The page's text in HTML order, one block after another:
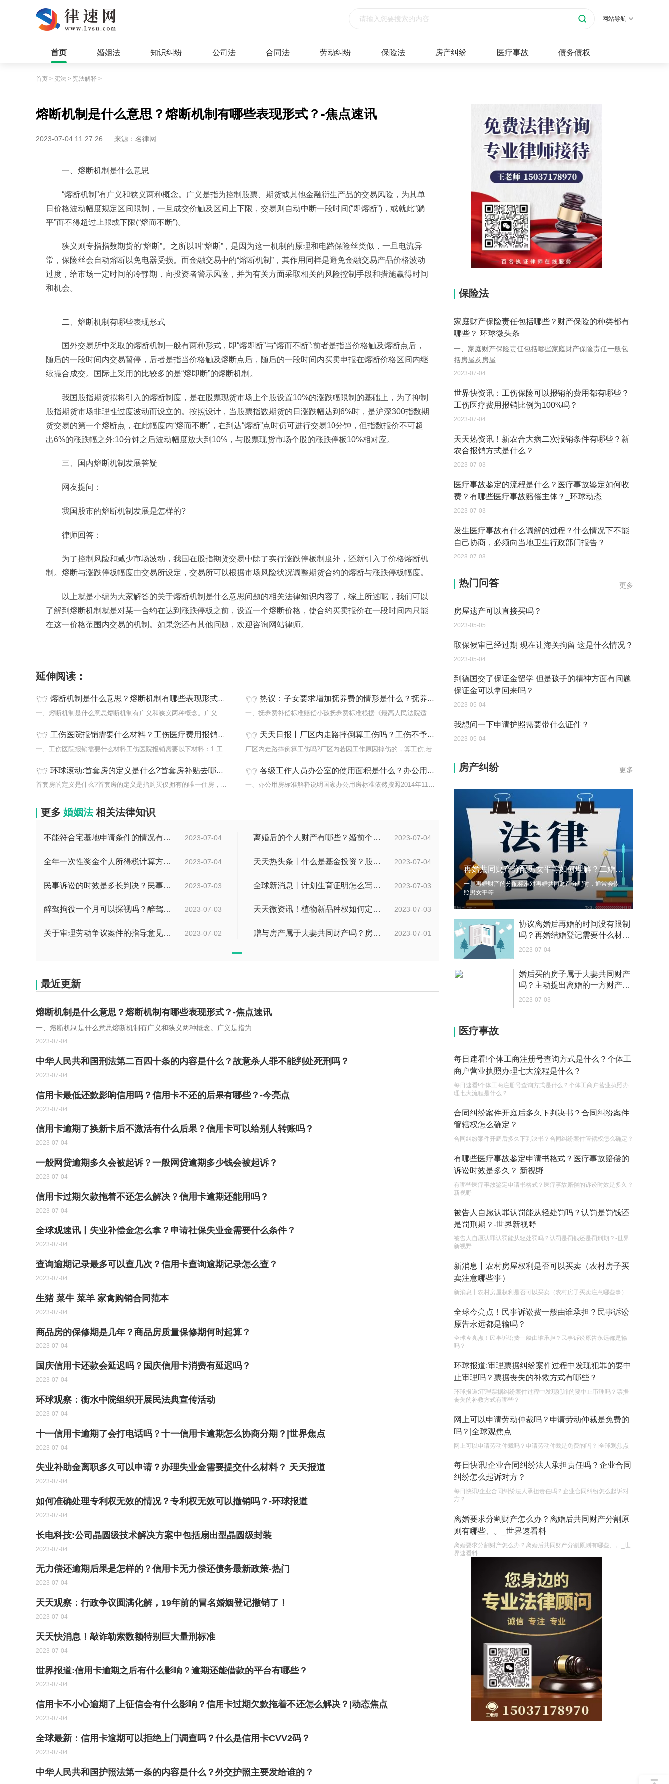
网站导航
首页 婚姻法 知识纠纷 公司法 合同法 劳动纠纷 保险法 房产纠纷 医疗事故 债务债权
首页 > 宪法 > 宪法解释 >
熔断机制是什么意思？熔断机制有哪些表现形式？-焦点速讯
2023-07-04 11:27:26 来源：名律网
一、熔断机制是什么意思
“熔断机制”有广义和狭义两种概念。广义是指为控制股票、期货或其他金融衍生产品的交易风险，为其单
日价格波动幅度规定区间限制，一旦成交价触及区间上下限，交易则自动中断一段时间(“即熔断”)，或就此“躺
平”而不得超过上限或下限(“熔而不断”)。
狭义则专指指数期货的“熔断”。之所以叫“熔断”，是因为这一机制的原理和电路保险丝类似，一旦电流异
常，保险丝会自动熔断以免电器受损。而金融交易中的“熔断机制”，其作用同样是避免金融交易产品价格波动
过度，给市场一定时间的冷静期，向投资者警示风险，并为有关方面采取相关的风险控制手段和措施赢得时间
和机会。
二、熔断机制有哪些表现形式
国外交易所中采取的熔断机制一般有两种形式，即“熔即断”与“熔而不断”;前者是指当价格触及熔断点后，
随后的一段时间内交易暂停，后者是指当价格触及熔断点后，随后的一段时间内买卖申报在熔断价格区间内继
续撮合成交。国际上采用的比较多的是“熔即断”的熔断机制。
我国股指期货拟将引入的熔断制度，是在股票现货市场上个股设置10%的涨跌幅限制的基础上，为了抑制
股指期货市场非理性过度波动而设立的。按照设计，当股票指数期货的日涨跌幅达到6%时，是沪深300指数期
货交易的第一个熔断点，在此幅度内“熔而不断”，在到达“熔断”点时仍可进行交易10分钟，但指数报价不可超
出6%的涨跌幅之外;10分钟之后波动幅度放大到10%，与股票现货市场个股的涨跌停板10%相对应。
三、国内熔断机制发展答疑
网友提问：
我国股市的熔断机制发展是怎样的?
律师回答：
为了控制风险和减少市场波动，我国在股指期货交易中除了实行涨跌停板制度外，还新引入了价格熔断机
制。熔断与涨跌停板幅度由交易所设定，交易所可以根据市场风险状况调整期货合约的熔断与涨跌停板幅度。
以上就是小编为大家解答的关于熔断机制是什么意思问题的相关法律知识内容了，综上所述呢，我们可以
了解到熔断机制就是对某一合约在达到涨跌停板之前，设置一个熔断价格，使合约买卖报价在一段时间内只能
在这一价格范围内交易的机制。如果您还有其他问题，欢迎咨询网站律师。
延伸阅读：
熔断机制是什么意思？熔断机制有哪些表现形式？-焦点速讯
一、熔断机制是什么意思熔断机制有广义和狭义两种概念。广义是指为
热议：子女要求增加抚养费的情形是什么？抚养费补偿标准是什么？
一、抚养费补偿标准赔偿小孩抚养费标准根据《最高人民法院适用<中华
工伤医院报销需要什么材料？工伤医疗费用报销比例是多少？-天天热点评
一、工伤医院报销需要什么材料工伤医院报销需要以下材料：1 工伤认
天天日报丨厂区内走路摔倒算工伤吗？工伤不予认定的三个条件是什么？
厂区内走路摔倒算工伤吗?厂区内若因工作原因摔伤的，算工伤;若是在
环球滚动:首套房的定义是什么?首套房补贴去哪里申请?
首套房的定义是什么?首套房的定义是指购买仅拥有的唯一住房，首套房
各级工作人员办公室的使用面积是什么？办公用房人均建筑面积怎么规定的？
一、办公用房标准解释说明国家办公用房标准依然按照2014年11月27日
更多 婚姻法 相关法律知识
2023-07-04
不能符合宅基地申请条件的情况有哪些？申请宅基地需要哪些材料？ 2023-07-04
离婚后的个人财产有哪些？婚前个人财产要怎么证明？
2023-07-04
全年一次性奖金个人所得税计算方法是什么？个税专项附加扣除如何界定？ 2023-07-04
天天热头条丨什么是基金投资？股票中的价值投资是什么意思？
2023-07-03
民事诉讼的时效是多长判决？民事诉讼的诉讼费用计算-天天简讯 2023-07-03
全球新消息丨计划生育证明怎么写？计划生育证明都需要什么材料？
2023-07-03
醉驾拘役一个月可以探视吗？醉驾判拘役当庭执行吗？ 2023-07-03
天天微资讯！植物新品种权如何定义的？植物新品种权应符合什么条件？
2023-07-02
关于审理劳动争议案件的指导意见是什么？法院审理劳动争议案件的条件是什么？ 2023-07-01
赠与房产属于夫妻共同财产吗？房产赠与和过户哪个划算？
最近更新
熔断机制是什么意思？熔断机制有哪些表现形式？-焦点速讯
一、熔断机制是什么意思熔断机制有广义和狭义两种概念。广义是指为
2023-07-04
中华人民共和国刑法第二百四十条的内容是什么？故意杀人罪不能判处死刑吗？
2023-07-04
信用卡最低还款影响信用吗？信用卡不还的后果有哪些？-今亮点
2023-07-04
信用卡逾期了换新卡后不激活有什么后果？信用卡可以给别人转账吗？
2023-07-04
一般网贷逾期多久会被起诉？一般网贷逾期多少钱会被起诉？
2023-07-04
信用卡过期欠款拖着不还怎么解决？信用卡逾期还能用吗？
2023-07-04
全球观速讯丨失业补偿金怎么拿？申请社保失业金需要什么条件？
2023-07-04
查询逾期记录最多可以查几次？信用卡查询逾期记录怎么查？
2023-07-04
生猪 菜牛 菜羊 家禽购销合同范本
2023-07-04
商品房的保修期是几年？商品房质量保修期何时起算？
2023-07-04
国庆信用卡还款会延迟吗？国庆信用卡消费有延迟吗？
2023-07-04
环球观察：衡水中院组织开展民法典宣传活动
2023-07-04
十一信用卡逾期了会打电话吗？十一信用卡逾期怎么协商分期？|世界焦点
2023-07-04
失业补助金离职多久可以申请？办理失业金需要提交什么材料？ 天天报道
2023-07-04
如何准确处理专利权无效的情况？专利权无效可以撤销吗？-环球报道
2023-07-04
长电科技:公司晶圆级技术解决方案中包括扇出型晶圆级封装
2023-07-04
无力偿还逾期后果是怎样的？信用卡无力偿还债务最新政策-热门
2023-07-04
天天观察：行政争议圆满化解，19年前的冒名婚姻登记撤销了！
2023-07-04
天天快消息！敲诈勒索数额特别巨大量刑标准
2023-07-04
世界报道:信用卡逾期之后有什么影响？逾期还能借款的平台有哪些？
2023-07-04
信用卡不小心逾期了上征信会有什么影响？信用卡过期欠款拖着不还怎么解决？|动态焦点
2023-07-04
全球最新：信用卡逾期可以拒绝上门调查吗？什么是信用卡CVV2码？
2023-07-04
中华人民共和国护照法第一条的内容是什么？外交护照主要发给谁的？
保险法
家庭财产保险责任包括哪些？财产保险的种类都有
哪些？ 环球微头条
一、家庭财产保险责任包括哪些家庭财产保险责任一般包
括房屋及房屋
2023-07-04
世界快资讯：工伤保险可以报销的费用都有哪些？
工伤医疗费用报销比例为100%吗？
2023-07-04
天天热资讯！新农合大病二次报销条件有哪些？新
农合报销方式是什么？
2023-07-03
医疗事故鉴定的流程是什么？医疗事故鉴定如何收
费？有哪些医疗事故赔偿主体？_环球动态
2023-07-03
发生医疗事故有什么调解的过程？什么情况下不能
自己协商，必须向当地卫生行政部门报告？
2023-07-03
更多
热门问答
父母过世后如何办理房产过户？
房屋遗产可以直接买吗？
2023-05-05
取保候审已经过期 现在让海关拘留 这是什么情况？
2023-05-04
到德国交了保证金留学 但是孩子的精神方面有问题
保证金可以拿回来吗？
2023-05-04
我想问一下申请护照需要带什么证件？
2023-05-04
谢！
外国旅游签证可以在中国大使馆登记结婚吗？
2023-05-04
我可以在苏州申请护照吗？我所在的地方是云南
2023-05-04
你好 我想问一下外国人来这里工作没有护照该怎么
办？
2023-05-04
如何续签居住证 我的1月7日到期
2023-05-04
中介说商务签转工作签证合法吗 应该向哪个国家机
2023-05-04
你好 我需要申请去美国结婚的签证 过程是什么？
代理权的产生原因是什么？当我国没有外贸经营权
权利和责任是什么？
2023-05-04
单纯的遗产赠要缴税吗？
2023-05-05
遗产继承必须要公证吗？
2023-05-05
继承遗产的份额怎么分配？
2023-05-05
更多
房产纠纷
再婚共同财产分配男女平等如何理解？二婚结婚需要哪些材料？
一、再婚财产的分配标准对再婚共同财产分配时，通常会依
照男女平等
协议离婚后再婚的时间没有限制
吗？再婚结婚登记需要什么材
料？
2023-07-04
婚后买的房子属于夫妻共同财产
吗？主动提出离婚的一方财产怎
么分配？
2023-07-03
医疗事故
每日速看!个体工商注册号查询方式是什么？个体工
商户营业执照办理七大流程是什么？
每日速看!个体工商注册号查询方式是什么？个体工商户营业执照办
理七大流程是什么？
合同纠纷案件开庭后多久下判决书？合同纠纷案件
管辖权怎么确定？
合同纠纷案件开庭后多久下判决书？合同纠纷案件管辖权怎么确定？
有哪些医疗事故鉴定申请书格式？医疗事故赔偿的
诉讼时效是多久？ 新视野
有哪些医疗事故鉴定申请书格式？医疗事故赔偿的诉讼时效是多久？
新视野
被告人自愿认罪认罚能从轻处罚吗？认罚是罚钱还
是罚刑期？-世界新视野
被告人自愿认罪认罚能从轻处罚吗？认罚是罚钱还是罚刑期？-世界
新视野
新消息丨农村房屋权利是否可以买卖（农村房子买
卖注意哪些事）
新消息丨农村房屋权利是否可以买卖（农村房子买卖注意哪些事）
全球今亮点！民事诉讼费一般由谁承担？民事诉讼
原告永远都是输吗？
全球今亮点！民事诉讼费一般由谁承担？民事诉讼原告永远都是输
吗？
环球报道:审理票据纠纷案件过程中发现犯罪的要中
止审理吗？票据丧失的补救方式有哪些？
环球报道:审理票据纠纷案件过程中发现犯罪的要中止审理吗？票据
丧失的补救方式有哪些？
网上可以申请劳动仲裁吗？申请劳动仲裁是免费的
吗？|全球观焦点
网上可以申请劳动仲裁吗？申请劳动仲裁是免费的吗？|全球观焦点
每日快讯!企业合同纠纷法人承担责任吗？企业合同
纠纷怎么起诉对方？
每日快讯!企业合同纠纷法人承担责任吗？企业合同纠纷怎么起诉对
方？
离婚要求分割财产怎么办？离婚后共同财产分割原
则有哪些、。_世界速看料
离婚要求分割财产怎么办？离婚后共同财产分割原则有哪些、。_世
界速看料